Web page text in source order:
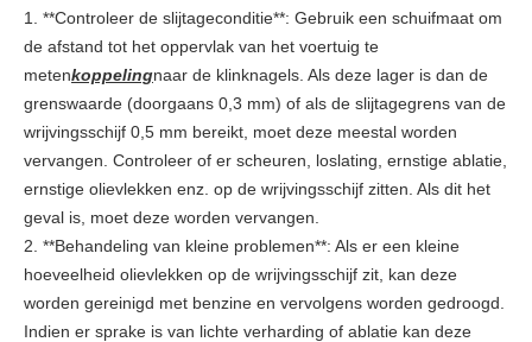
1. **Controleer de slijtageconditie**: Gebruik een schuifmaat om
de afstand tot het oppervlak van het voertuig te
metenkoppelingnaar de klinknagels. Als deze lager is dan de
grenswaarde (doorgaans 0,3 mm) of als de slijtagegrens van de
wrijvingsschijf 0,5 mm bereikt, moet deze meestal worden
vervangen. Controleer of er scheuren, loslating, ernstige ablatie,
ernstige olievlekken enz. op de wrijvingsschijf zitten. Als dit het
geval is, moet deze worden vervangen.
2. **Behandeling van kleine problemen**: Als er een kleine
hoeveelheid olievlekken op de wrijvingsschijf zit, kan deze
worden gereinigd met benzine en vervolgens worden gedroogd.
Indien er sprake is van lichte verharding of ablatie kan deze